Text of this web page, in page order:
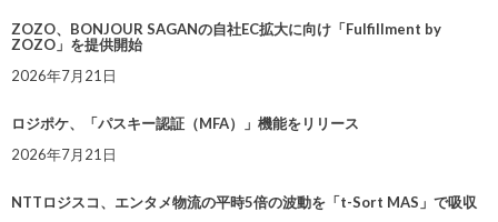
ZOZO、BONJOUR SAGANの自社EC拡大に向け「Fulfillment by
ZOZO」を提供開始
2026年7月21日
ロジポケ、「パスキー認証（MFA）」機能をリリース
2026年7月21日
NTTロジスコ、エンタメ物流の平時5倍の波動を「t-Sort MAS」で吸収